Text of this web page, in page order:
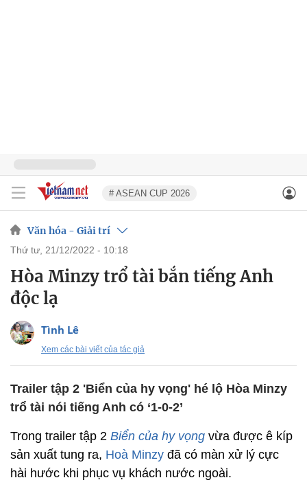
# ASEAN CUP 2026
Văn hóa - Giải trí
thứ tư, 21/12/2022 - 10:18
Hòa Minzy trổ tài bắn tiếng Anh
độc lạ
Tình Lê
Xem các bài viết của tác giả
Trailer tập 2 'Biển của hy vọng' hé lộ Hòa Minzy
trổ tài nói tiếng Anh có ‘1-0-2’
Trong trailer tập 2 Biển của hy vọng vừa được ê kíp
sản xuất tung ra, Hoà Minzy đã có màn xử lý cực
hài hước khi phục vụ khách nước ngoài.